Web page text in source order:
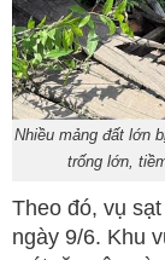
Nhiều mảng đất lớn
trống lớn,
Theo đó, vụ
ngày 9/6. Khu